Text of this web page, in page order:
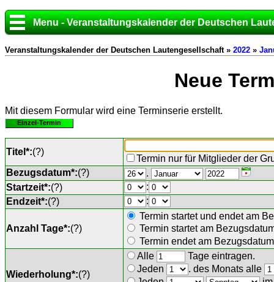
Menu - Veranstaltungskalender der Deutschen
Veranstaltungskalender der Deutschen Lautengesellschaft » 2022 »
Neue
Mit diesem Formular wird eine Terminserie erstellt.
Einzel-Termin
Titel*:(?)
Termin nur für Mitglieder der
Bezugsdatum*:(?)
.
Startzeit*:(?)
:
Endzeit*:(?) :
Anzahl Tage*:(?)
Termin startet und endet am
Termin startet am
Termin endet am
Wiederholung*:(?)
Alle
Tage eintragen.
Jeden
. des Monats alle